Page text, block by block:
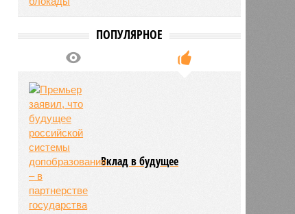
ПОПУЛЯРНОЕ
Вклад в будущее